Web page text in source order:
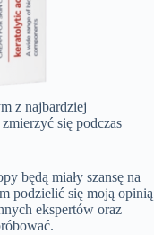
z najbardziej
się podczas
będą miały szansę na
podzielić się moją opinią
ekspertów oraz